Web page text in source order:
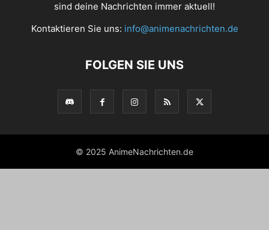
sind deine Nachrichten immer aktuell!
Kontaktieren Sie uns: info@animenachrichten.de
FOLGEN SIE UNS
© 2025 AnimeNachrichten.de